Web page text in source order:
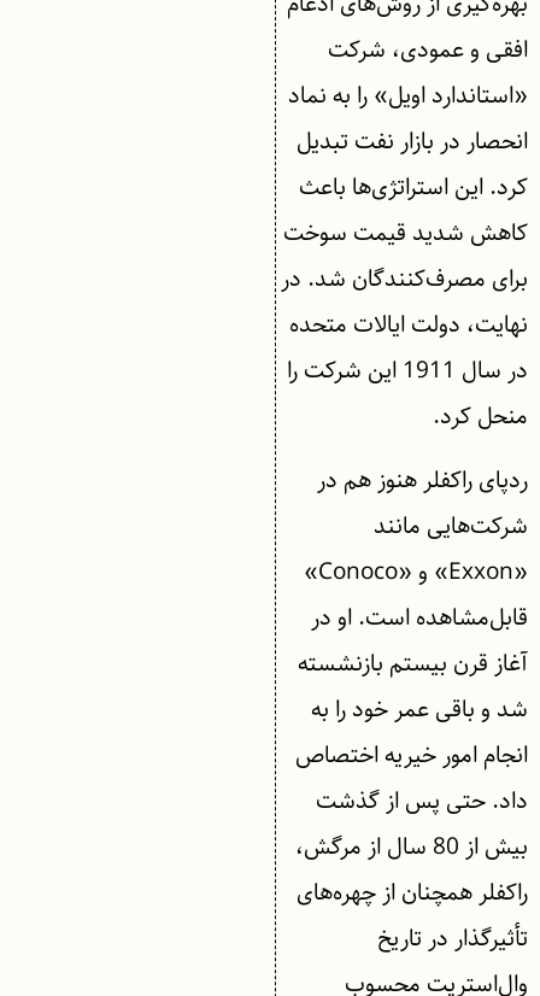
افقی و عمودی، شرکت
«استاندارد اویل» را به نماد
انحصار در بازار نفت تبدیل
کرد. این استراتژی‌ها باعث
کاهش شدید قیمت سوخت
برای مصرف‌کنندگان شد. در
نهایت، دولت ایالات متحده
در سال 1911 این شرکت را
منحل کرد.
ردپای راکفلر هنوز هم در
شرکت‌هایی مانند
«Exxon» و «Conoco»
قابل‌مشاهده است. او در
آغاز قرن بیستم بازنشسته
شد و باقی عمر خود را به
انجام امور خیریه اختصاص
داد. حتی پس از گذشت
بیش از 80 سال از مرگش،
راکفلر همچنان از چهره‌های
تأثیرگذار در تاریخ
وال‌استریت محسوب